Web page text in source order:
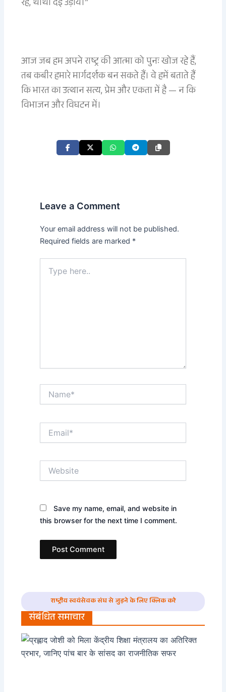
रहे, थोथा देई उड़ाय।”
आज जब हम अपने राष्ट्र की आत्मा को पुनः खोज रहे हैं,
तब कबीर हमारे मार्गदर्शक बन सकते हैं। वे हमें बताते हैं
कि भारत का उत्थान सत्य, प्रेम और एकता में है — न कि
विभाजन और विघटन में।
Leave a Comment
Your email address will not be published.
Required fields are marked *
here..
Save my name, email, and website in
this browser for the next time I comment.
राष्ट्रीय स्वयंसेवक संघ से जुड़ने के लिए क्लिक करे
संबंधित समाचार